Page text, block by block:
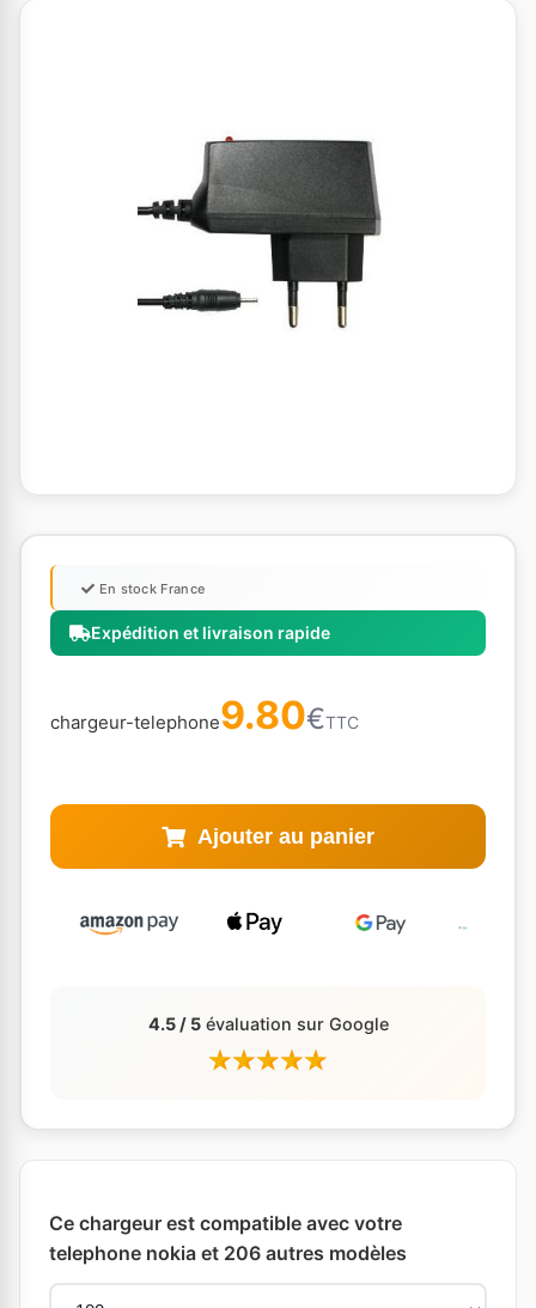
Expédition et livraison rapide
En stock France
chargeur-telephone9.80€TTC
Ajouter au panier
4.5 / 5évaluation sur Google
Ce chargeur est compatible avec votre
telephone nokia et 206 autres modèles